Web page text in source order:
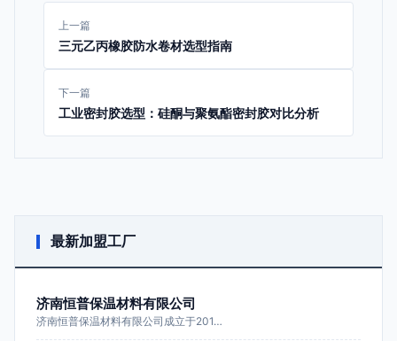
上一篇
三元乙丙橡胶防水卷材选型指南
下一篇
工业密封胶选型：硅酮与聚氨酯密封胶对比分析
最新加盟工厂
济南恒普保温材料有限公司
济南恒普保温材料有限公司成立于201…